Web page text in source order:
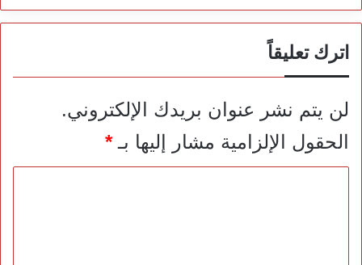
اترك تعليقاً
لن يتم نشر عنوان بريدك الإلكتروني.
الحقول الإلزامية مشار إليها بـ*